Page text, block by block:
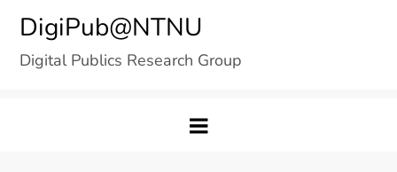
content
DigiPub@NTNU
Digital Publics Research Group